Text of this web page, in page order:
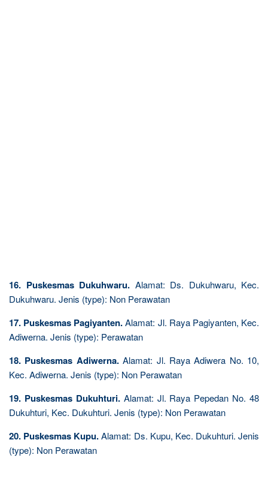
16. Puskesmas Dukuhwaru. Alamat: Ds. Dukuhwaru, Kec.
Dukuhwaru. Jenis (type): Non Perawatan
17. Puskesmas Pagiyanten.Alamat: Jl. Raya Pagiyanten, Kec.
Adiwerna. Jenis (type): Perawatan
18. Puskesmas Adiwerna.Alamat: Jl. Raya Adiwera No. 10,
Kec. Adiwerna. Jenis (type): Non Perawatan
19. Puskesmas Dukuhturi.Alamat: Jl. Raya Pepedan No. 48
Dukuhturi, Kec. Dukuhturi. Jenis (type): Non Perawatan
20. Puskesmas Kupu.Alamat: Ds. Kupu, Kec. Dukuhturi. Jenis
(type): Non Perawatan